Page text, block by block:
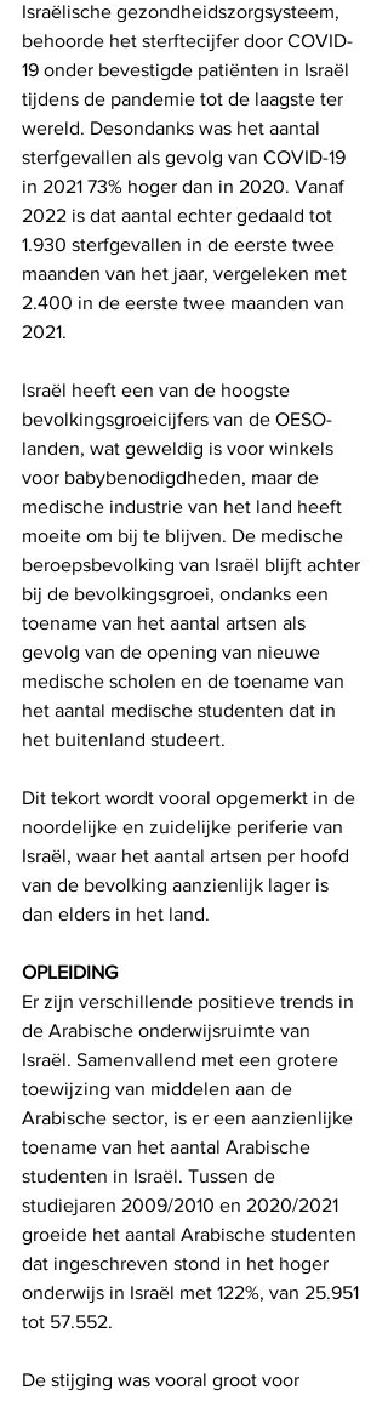
Israëlische gezondheidszorgsysteem,
behoorde het sterftecijfer door COVID-
19 onder bevestigde patiënten in Israël
tijdens de pandemie tot de laagste ter
wereld. Desondanks was het aantal
sterfgevallen als gevolg van COVID-19
in 2021 73% hoger dan in 2020. Vanaf
2022 is dat aantal echter gedaald tot
1.930 sterfgevallen in de eerste twee
maanden van het jaar, vergeleken met
2.400 in de eerste twee maanden van
2021.
Israël heeft een van de hoogste
bevolkingsgroeicijfers van de OESO-
landen, wat geweldig is voor winkels
voor babybenodigdheden, maar de
medische industrie van het land heeft
moeite om bij te blijven. De medische
beroepsbevolking van Israël blijft achter
bij de bevolkingsgroei, ondanks een
toename van het aantal artsen als
gevolg van de opening van nieuwe
medische scholen en de toename van
het aantal medische studenten dat in
het buitenland studeert.
Dit tekort wordt vooral opgemerkt in de
noordelijke en zuidelijke periferie van
Israël, waar het aantal artsen per hoofd
van de bevolking aanzienlijk lager is
dan elders in het land.
OPLEIDING
Er zijn verschillende positieve trends in
de Arabische onderwijsruimte van
Israël. Samenvallend met een grotere
toewijzing van middelen aan de
Arabische sector, is er een aanzienlijke
toename van het aantal Arabische
studenten in Israël. Tussen de
studiejaren 2009/2010 en 2020/2021
groeide het aantal Arabische studenten
dat ingeschreven stond in het hoger
onderwijs in Israël met 122%, van 25.951
tot 57.552.
De stijging was vooral groot voor